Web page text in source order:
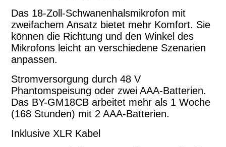
Das 18-Zoll-Schwanenhalsmikrofon mit
zweifachem Ansatz bietet mehr Komfort. Sie
können die Richtung und den Winkel des
Mikrofons leicht an verschiedene Szenarien
anpassen.
Stromversorgung durch 48 V
Phantomspeisung oder zwei AAA-Batterien.
Das BY-GM18CB arbeitet mehr als 1 Woche
(168 Stunden) mit 2 AAA-Batterien.
Inklusive XLR Kabel